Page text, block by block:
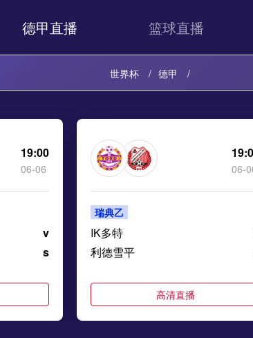
德甲直播 篮球直播
世界杯 德甲
19:00
06-06
v
s
06-
瑞典乙
IK多特
利德雪平
高清直播